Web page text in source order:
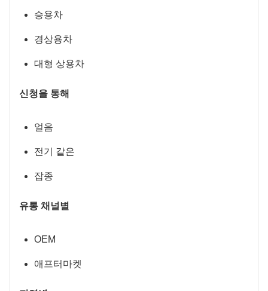
승용차
경상용차
대형 상용차
신청을 통해
얼음
전기 같은
잡종
유통 채널별
OEM
애프터마켓